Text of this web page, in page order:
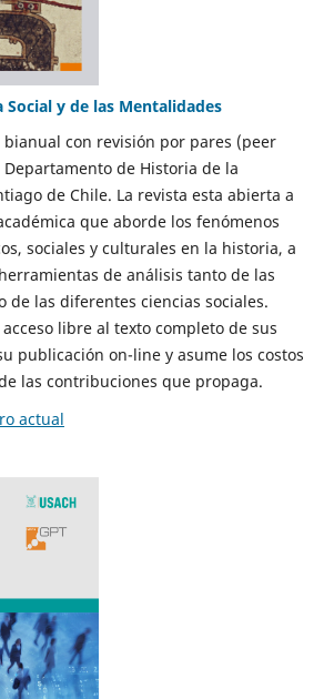
Social y de las Mentalidades
con revisión por pares (peer
de Historia de la
de Chile. La revista esta abierta a
que aborde los fenómenos
sociales y culturales en la historia, a
de análisis tanto de las
de las diferentes ciencias sociales.
libre al texto completo de sus
publicación on-line y asume los costos
las contribuciones que propaga.
actual